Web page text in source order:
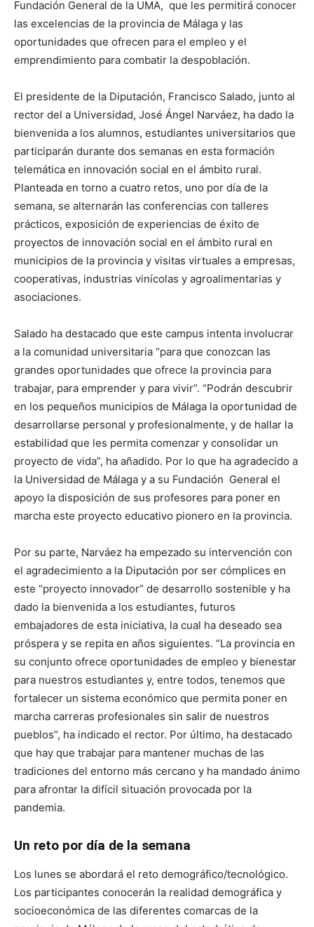
Fundación General de la UMA, que les permitirá conocer
las excelencias de la provincia de Málaga y las
oportunidades que ofrecen para el empleo y el
emprendimiento para combatir la despoblación.
El presidente de la Diputación, Francisco Salado, junto al
rector del a Universidad, José Ángel Narváez, ha dado la
bienvenida a los alumnos, estudiantes universitarios que
participarán durante dos semanas en esta formación
telemática en innovación social en el ámbito rural.
Planteada en torno a cuatro retos, uno por día de la
semana, se alternarán las conferencias con talleres
prácticos, exposición de experiencias de éxito de
proyectos de innovación social en el ámbito rural en
municipios de la provincia y visitas virtuales a empresas,
cooperativas, industrias vinícolas y agroalimentarias y
asociaciones.
Salado ha destacado que este campus intenta involucrar
a la comunidad universitaria “para que conozcan las
grandes oportunidades que ofrece la provincia para
trabajar, para emprender y para vivir”. “Podrán descubrir
en los pequeños municipios de Málaga la oportunidad de
desarrollarse personal y profesionalmente, y de hallar la
estabilidad que les permita comenzar y consolidar un
proyecto de vida”, ha añadido. Por lo que ha agradecido a
la Universidad de Málaga y a su Fundación General el
apoyo la disposición de sus profesores para poner en
marcha este proyecto educativo pionero en la provincia.
Por su parte, Narváez ha empezado su intervención con
el agradecimiento a la Diputación por ser cómplices en
este “proyecto innovador” de desarrollo sostenible y ha
dado la bienvenida a los estudiantes, futuros
embajadores de esta iniciativa, la cual ha deseado sea
próspera y se repita en años siguientes. “La provincia en
su conjunto ofrece oportunidades de empleo y bienestar
para nuestros estudiantes y, entre todos, tenemos que
fortalecer un sistema económico que permita poner en
marcha carreras profesionales sin salir de nuestros
pueblos”, ha indicado el rector. Por último, ha destacado
que hay que trabajar para mantener muchas de las
tradiciones del entorno más cercano y ha mandado ánimo
para afrontar la difícil situación provocada por la
pandemia.
Un reto por día de la semana
Los lunes se abordará el reto demográfico/tecnológico.
Los participantes conocerán la realidad demográfica y
socioeconómica de las diferentes comarcas de la